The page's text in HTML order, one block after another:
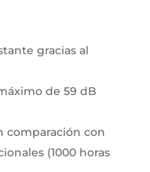
gracias al
de 59 dB
comparación con
(1000 horas